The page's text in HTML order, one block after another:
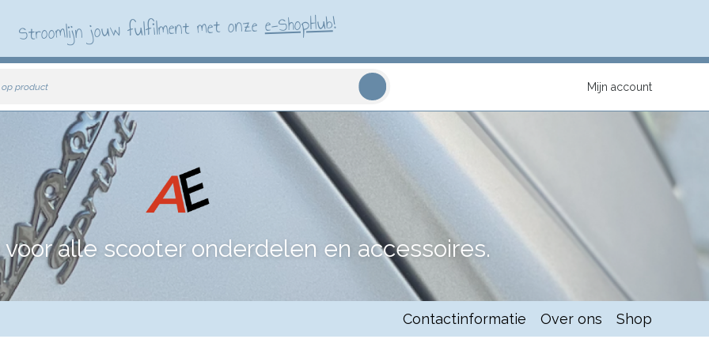
Stroomlijn jouw fulfilment met onzee-ShopHub!
op product Mijn account
alle scooter onderdelen en accessoires.
Contactinformatie Over ons Shop